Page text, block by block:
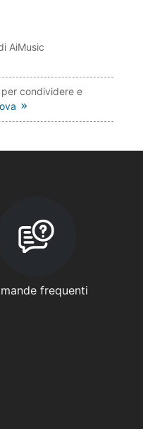
AiMusic
condividere e
frequenti